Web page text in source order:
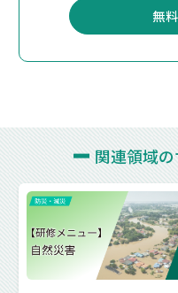
無
関連領域の